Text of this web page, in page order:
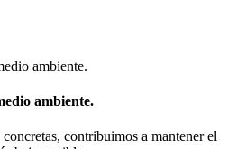
ambiente.
contribuimos a mantener el